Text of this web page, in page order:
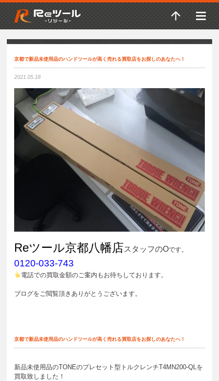
京都で新品未使用品のハンドツールが高く売れる買取店をお探しのあなたへ！
2021.05.18
Reツール京都八幡店スタッフのOです。
0120-033-743
電話での買取金額のご案内もお待ちしております。
ブログをご閲覧頂きありがとうございます。
京都で新品未使用品のハンドツールが高く売れる買取店をお探しのあなたへ！
新品未使用品のTONEのプレセット型トルクレンチT4MN200-QLを
買取致しました！